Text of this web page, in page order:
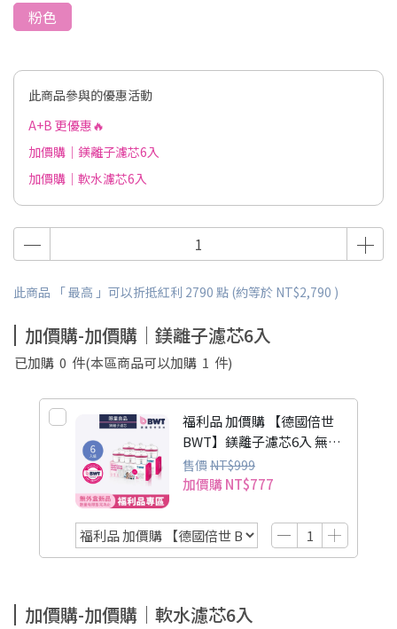
粉色
此商品參與的優惠活動
A+B 更優惠🔥
加價購｜鎂離子濾芯6入
加價購｜軟水濾芯6入
此商品 「 最高 」可以折抵紅利 2790 點 (約等於 NT$2,790 )
加價購-加價購｜鎂離子濾芯6入
已加購 0 件(本區商品可以加購 1 件)
福利品 加價購
【德國倍世
BWT】鎂離子濾芯6入 無外
盒" data-handle="bwt-鎂
離子濾芯-無外盒福利品加價
福利品 加價購
BWT】鎂離子濾芯6入 無外
售價 NT$999
加價購NT$777
加價購-加價購｜軟水濾芯6入